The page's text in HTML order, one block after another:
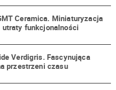
Ceramica. Miniaturyzacja
utraty funkcjonalności
Verdigris. Fascynująca
przestrzeni czasu